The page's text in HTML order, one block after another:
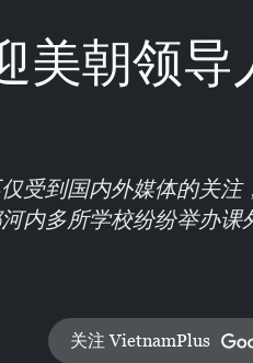
美朝领导
受到国内外媒体的关注
内多所学校纷纷举办课
关注 VietnamPlus